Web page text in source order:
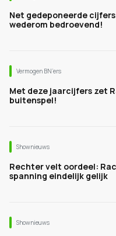
Net gedeponeerde
wederom bedroevend!
Vermogen BN’ers
Met deze jaarcijfers zet
buitenspel!
Shownieuws
Rechter velt oordeel:
spanning eindelijk gelijk
Shownieuws